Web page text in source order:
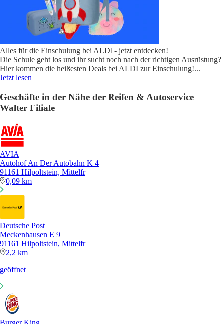
Alles für die Einschulung bei ALDI - jetzt entdecken!
Die Schule geht los und ihr sucht noch nach der richtigen Ausrüstung?
Hier kommen die heißesten Deals bei ALDI zur Einschulung!...
Jetzt lesen
Geschäfte in der Nähe der Reifen & Autoservice
Walter Filiale
AVIA
Autohof An Der Autobahn K 4
91161 Hilpoltstein, Mittelfr
0,09 km
Deutsche Post
Meckenhausen E 9
91161 Hilpoltstein, Mittelfr
2,2 km
geöffnet
Burger King